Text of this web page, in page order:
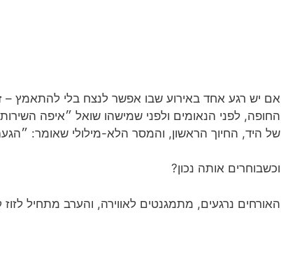
אם יש רגע אחד באירוע שבו אפשר לנצח בלי להתאמץ –
החופה, לפני הנאומים ולפני שמישהו שואל ״איפה
של היד, החיוך הראשון, והמסר הלא-מילולי שאומר:
וכשבוחרים אותה נכון?
האורחים נרגעים, מתמגנטים לאווירה, והערב מתחיל לזוז